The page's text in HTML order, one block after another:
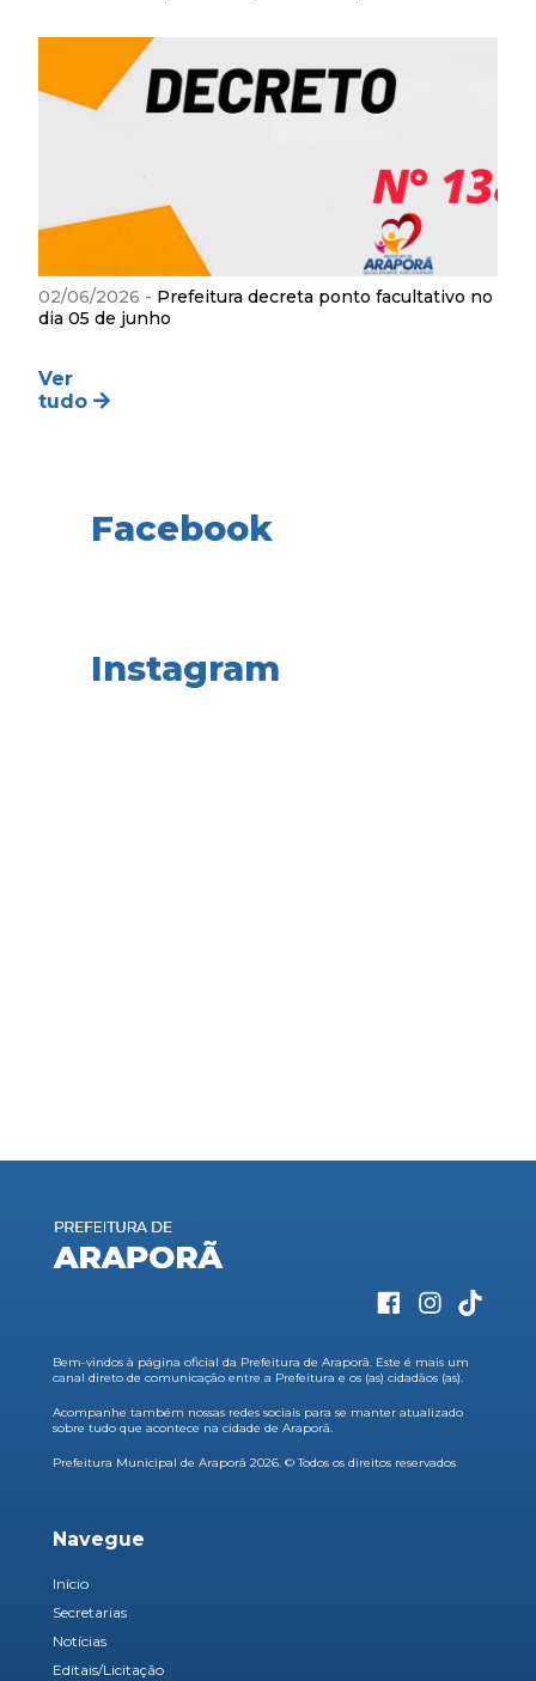
02/06/2026 - Prefeitura decreta ponto facultativo no
dia 05 de junho
Ver
tudo
Facebook
Instagram
Bem-vindos à página oficial da Prefeitura de Araporã. Este é mais um
canal direto de comunicação entre a Prefeitura e os (as) cidadãos (as).
Acompanhe também nossas redes sociais para se manter atualizado
sobre tudo que acontece na cidade de Araporã.
Prefeitura Municipal de Araporã 2026. © Todos os direitos reservados
Navegue
Início
Secretarias
Notícias
Editais/Licitação